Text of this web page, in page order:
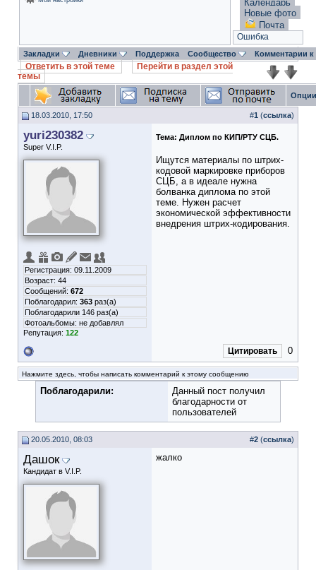
Календарь
Новые фото
Почта
Ошибка
Закладки Дневники Поддержка Сообщество Комментарии
Ответить в этой теме
Перейти в раздел этой
темы
18.03.2010, 17:50 #1 (ссылка)
yuri230382
Super V.I.P.
Регистрация: 09.11.2009
Возраст: 44
Сообщений: 672
Поблагодарил: 363 раз(а)
Поблагодарили 146 раз(а)
Фотоальбомы: не добавлял
Репутация: 122
Тема: Диплом по КИП/РТУ СЦБ.
Ищутся материалы по штрих-
кодовой маркировке приборов
СЦБ, а в идеале нужна
болванка диплома по этой
теме. Нужен расчет
экономической эффективности
внедрения штрих-кодирования.
Цитировать 0
Нажмите здесь, чтобы написать комментарий к этому сообщению
Поблагодарили:
Данный пост получил
благодарности от
пользователей
20.05.2010, 08:03 #2 (ссылка)
Дашок
Кандидат в V.I.P.
жалко